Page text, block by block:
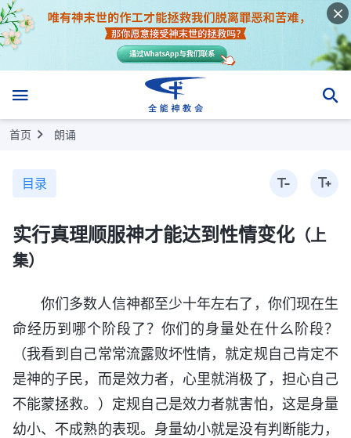
首页 朗诵
目录
实行真理顺服神才能达到性情变化 （上
集）
你们多数人信神都至少十年左右了，你们现在生
命经历到哪个阶段了？你们的身量处在什么阶段？
（我看到自己常常流露败坏性情，就定规自己肯定不
是神的子民，而是效力者，心里就消极了，担心自己
不能蒙拯救。）定规自己是效力者就害怕，这是身量
幼小、不成熟的表现。身量幼小就是没有判断能力，